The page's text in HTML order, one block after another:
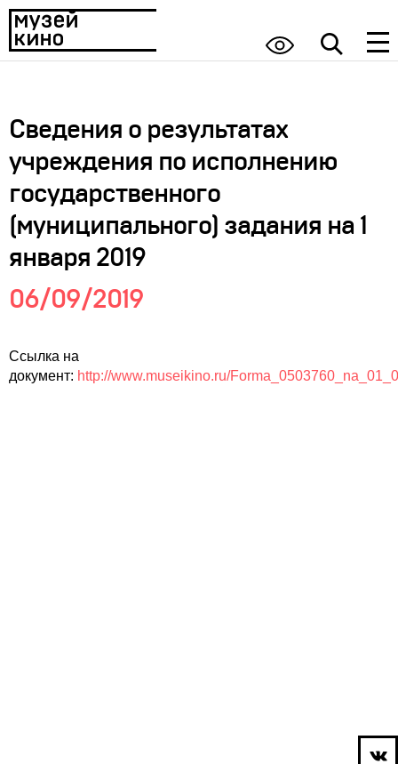
Сведения о результатах
учреждения по исполнению
государственного
(муниципального) задания на 1
января 2019
06/09/2019
Ссылка на
документ: http://www.museikino.ru/